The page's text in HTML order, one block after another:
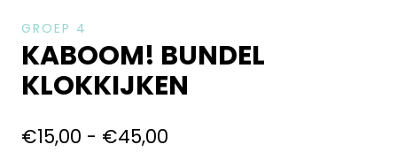
GROEP 4
KABOOM! BUNDEL
KLOKKIJKEN
€15,00 - €45,00